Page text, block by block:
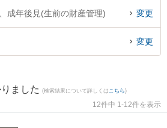
た成年後見のトラブルを今すぐに弁護士に相談
解決の実績豊富な近くの弁護士を検索したい』
律相談できる徳島県内の弁護士に相談予約した
成年後見(生前の財産管理) 変更
変更
ました (検索結果について詳しくは こちら)
12件中 1-12件を表示